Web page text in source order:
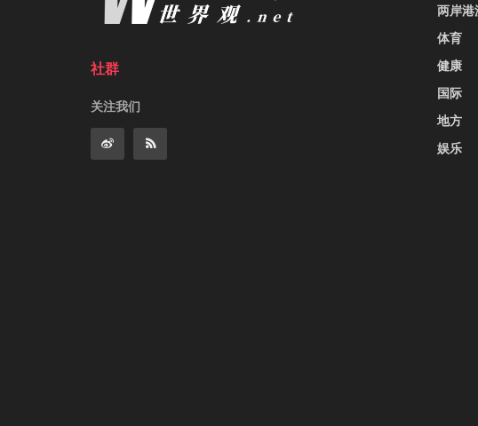
社群
关注我们
两岸港
体育
健康
国际
地方
娱乐